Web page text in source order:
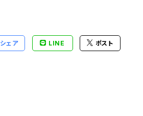
シェア LINE ポスト